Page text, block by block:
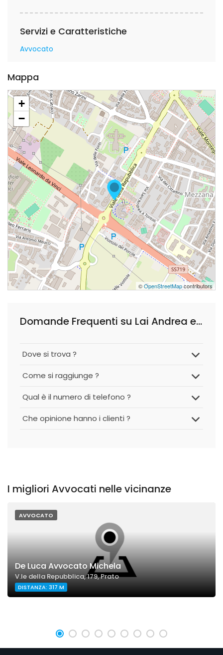
Servizi e Caratteristiche
Avvocato
Mappa
+
−
©OpenStreetMapcontributors
Domande Frequenti su Lai Andrea e Logli Andrea Studio Legale Associato Andrea
Dove si trova ?
Come si raggiunge ?
Qual è il numero di telefono ?
Che opinione hanno i clienti ?
I migliori Avvocati nelle vicinanze
AVVOCATO
De Luca Avvocato Michela
V.le della Repubblica, 179, Prato
DISTANZA: 317 M